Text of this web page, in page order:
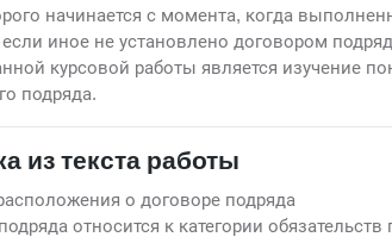
начинается с момента, когда
иное не установлено договором
курсовой работы является изучение
подряда.
из текста работы
о договоре подряда
относится к категории